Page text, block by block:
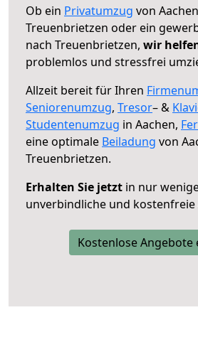
Ob ein Privatumzug von
Treuenbrietzen oder ein
nach Treuenbrietzen, wir
problemlos und stressfrei
Allzeit bereit für Ihren
Seniorenumzug, Tresor– &
Studentenumzug in Aachen,
eine optimale Beiladung von
Treuenbrietzen.
Erhalten Sie jetzt in nur
unverbindliche und kostenfreie
Kostenlose Angebote